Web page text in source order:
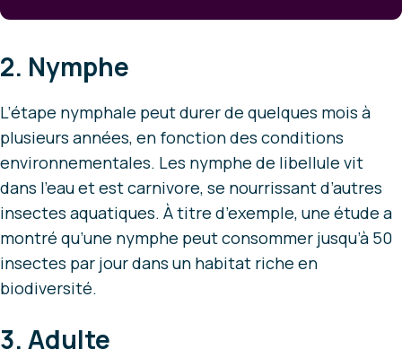
2. Nymphe
L’étape nymphale peut durer de quelques mois à
plusieurs années, en fonction des conditions
environnementales. Les nymphe de libellule vit
dans l’eau et est carnivore, se nourrissant d’autres
insectes aquatiques. À titre d’exemple, une étude a
montré qu’une nymphe peut consommer jusqu’à 50
insectes par jour dans un habitat riche en
biodiversité.
3. Adulte